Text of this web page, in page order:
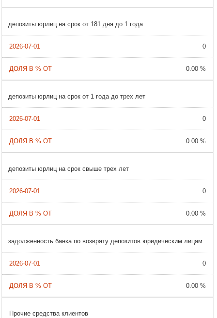
депозиты юрлиц на срок от 181 дня до 1 года
0
0.00 %
депозиты юрлиц на срок от 1 года до трех лет
0
0.00 %
депозиты юрлиц на срок свыше трех лет
0
0.00 %
задолженность банка по возврату депозитов юридическим лицам
0
0.00 %
Прочие средства клиентов